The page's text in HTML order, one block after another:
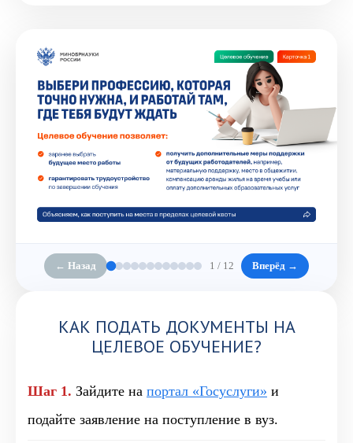
← Назад 1 / 12 Вперёд →
КАК ПОДАТЬ ДОКУМЕНТЫ НА
ЦЕЛЕВОЕ ОБУЧЕНИЕ?
Шаг 1. Зайдите на портал «Госуслуги» и
подайте заявление на поступление в вуз.